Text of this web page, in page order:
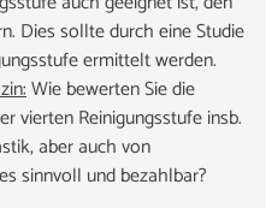
Dies sollte durch eine Studie
ermittelt werden.
Wie bewerten Sie die
vierten Reinigungsstufe insb.
aber auch von
sinnvoll und bezahlbar?